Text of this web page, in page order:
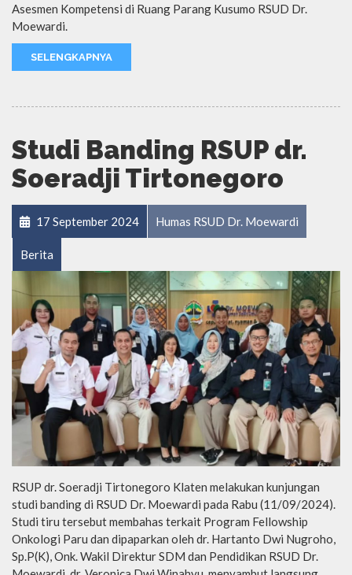
Asesmen Kompetensi di Ruang Parang Kusumo RSUD Dr.
Moewardi.
SELENGKAPNYA
Studi Banding RSUP dr.
Soeradji Tirtonegoro
17 September 2024 Humas RSUD Dr. Moewardi
Berita
RSUP dr. Soeradji Tirtonegoro Klaten melakukan kunjungan
studi banding di RSUD Dr. Moewardi pada Rabu (11/09/2024).
Studi tiru tersebut membahas terkait Program Fellowship
Onkologi Paru dan dipaparkan oleh dr. Hartanto Dwi Nugroho,
Sp.P(K), Onk. Wakil Direktur SDM dan Pendidikan RSUD Dr.